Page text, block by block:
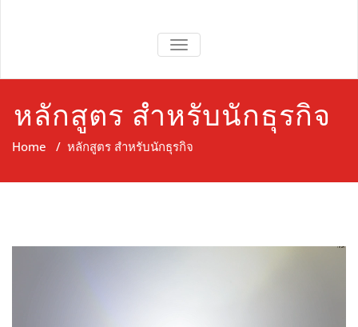
Sujaritthai
Sujaritthai
TOGGLE NAVIGATION
หลักสูตร สำหรับนักธุรกิจ
Home / หลักสูตร สำหรับนักธุรกิจ